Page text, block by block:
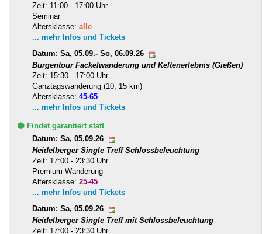
Zeit: 11:00 - 17:00 Uhr
Seminar
Altersklasse: alle
... mehr Infos und Tickets
Datum: Sa, 05.09.- So, 06.09.26
Burgentour Fackelwanderung und Keltenerlebnis (Gießen)
Zeit: 15:30 - 17:00 Uhr
Ganztagswanderung (10, 15 km)
Altersklasse: 45-65
... mehr Infos und Tickets
🟢 Findet garantiert statt
Datum: Sa, 05.09.26
Heidelberger Single Treff Schlossbeleuchtung
Zeit: 17:00 - 23:30 Uhr
Premium Wanderung
Altersklasse: 25-45
... mehr Infos und Tickets
Datum: Sa, 05.09.26
Heidelberger Single Treff mit Schlossbeleuchtung
Zeit: 17:00 - 23:30 Uhr